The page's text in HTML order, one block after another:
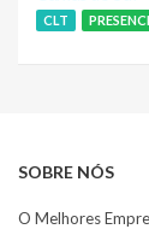
CLT
SOBRE NÓS
O Melhores